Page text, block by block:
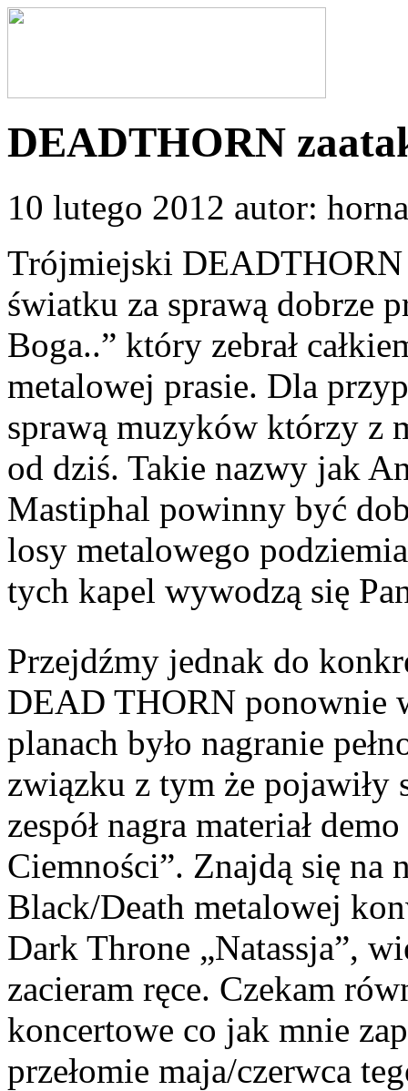
DEADTHORN
10 lutego 2012 autor: horna
Trójmiejski DEADTHORN
światku za sprawą dobrze
Boga..” który zebrał
metalowej prasie. Dla
sprawą muzyków którzy z
od dziś. Takie nazwy jak
Mastiphal powinny być
losy metalowego
tych kapel wywodzą się
Przejdźmy jednak do
DEAD THORN ponownie
planach było nagranie
związku z tym że pojawiły
zespół nagra materiał
Ciemności”. Znajdą się
Black/Death metalowej
Dark Throne „Natassja”,
zacieram ręce. Czekam
koncertowe co jak mnie
przełomie maja/czerwca